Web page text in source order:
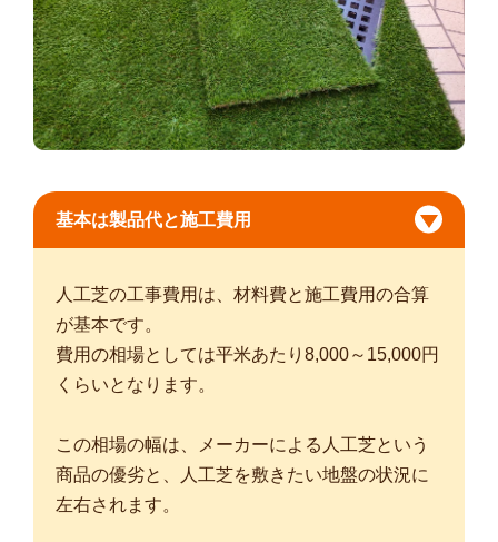
基本は製品代と施工費用
人工芝の工事費用は、材料費と施工費用の合算
が基本です。
費用の相場としては平米あたり8,000～15,000円
くらいとなります。
この相場の幅は、メーカーによる人工芝という
商品の優劣と、人工芝を敷きたい地盤の状況に
左右されます。